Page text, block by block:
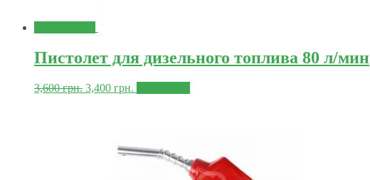
Пистолет для дизельного топлива 80 л/мин
3,600грн. 3,400 грн.